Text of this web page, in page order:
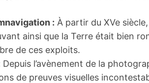
: À partir du XVe
ainsi que la Terre était bien
de ces exploits.
Depuis l’avènement de la
de preuves visuelles